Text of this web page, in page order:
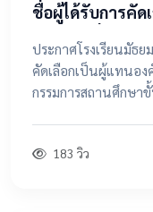
ชื่อผู้ได้รับการคั
ส่วนท้องถิ่น ใน
ฐาน
ประกาศโรงเรียนมัธย
คัดเลือกเป็นผู้แทนอ
กรรมการสถานศึกษา
183 วิว